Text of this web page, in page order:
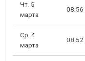
Чт. 5
марта
08:56
Ср. 4
марта
08:52